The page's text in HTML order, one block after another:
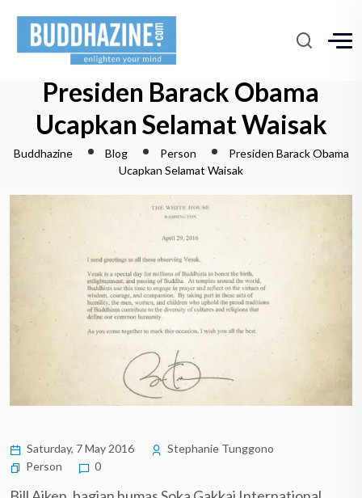
Presiden Barack Obama
Ucapkan Selamat Waisak
Buddhazine Blog Person
Presiden Barack Obama
Ucapkan Selamat Waisak
Saturday, 7 May 2016
Stephanie Tunggono
Person
0